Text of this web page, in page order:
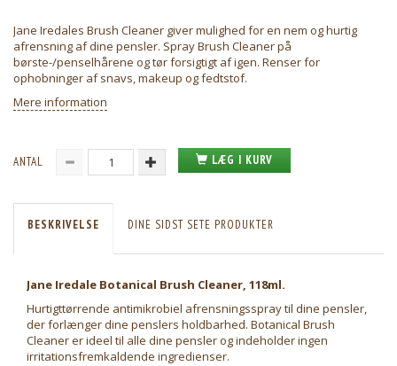
Jane Iredales Brush Cleaner giver mulighed for en nem og hurtig
afrensning af dine pensler. Spray Brush Cleaner på
børste-/penselhårene og tør forsigtigt af igen. Renser for
ophobninger af snavs, makeup og fedtstof.
Mere information
ANTAL LÆG I KURV
BESKRIVELSE DINE SIDST SETE PRODUKTER
Jane Iredale Botanical Brush Cleaner, 118ml.
Hurtigttørrende antimikrobiel afrensningsspray til dine pensler,
der forlænger dine penslers holdbarhed. Botanical Brush
Cleaner er ideel til alle dine pensler og indeholder ingen
irritationsfremkaldende ingredienser.